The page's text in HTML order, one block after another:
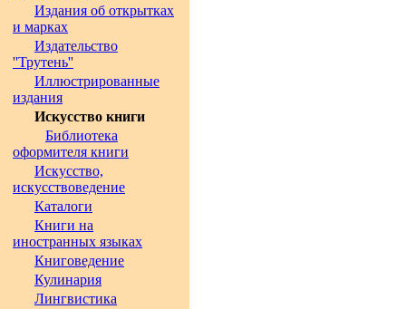
Издания об открытках
и марках
Издательство
''Трутень''
Иллюстрированные
издания
Искусство книги
Библиотека
оформителя книги
Искусство,
искусствоведение
Каталоги
Книги на
иностранных языках
Книговедение
Кулинария
Лингвистика